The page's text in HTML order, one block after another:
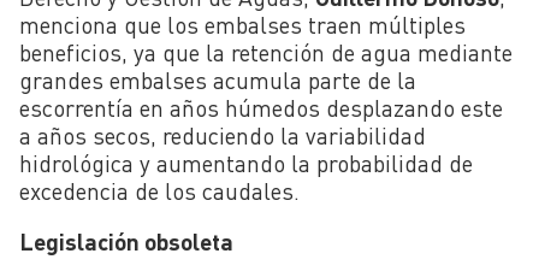
menciona que los embalses traen múltiples
beneficios, ya que la retención de agua mediante
grandes embalses acumula parte de la
escorrentía en años húmedos desplazando este
a años secos, reduciendo la variabilidad
hidrológica y aumentando la probabilidad de
excedencia de los caudales.
Legislación obsoleta